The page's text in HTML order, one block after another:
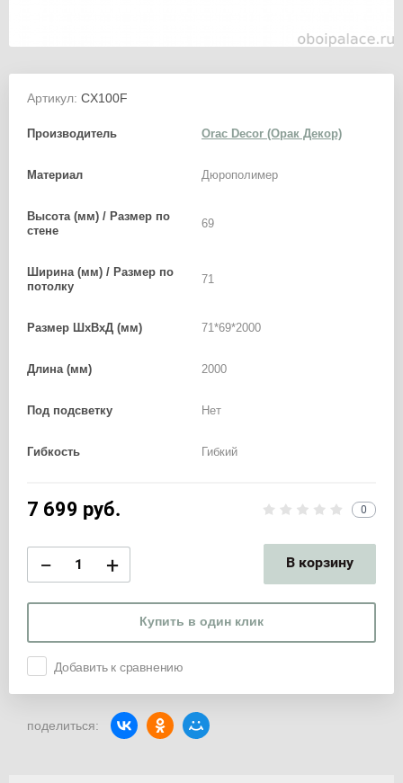
Артикул: CX100F
Производитель Orac Decor (Орак Декор)
Материал Дюрополимер
Высота (мм) / Размер по
стене
69
Ширина (мм) / Размер по
потолку
71
Размер ШхВхД (мм) 71*69*2000
Длина (мм) 2000
Под подсветку Нет
Гибкость Гибкий
7 699 руб. 0
− + В корзину
Купить в один клик
Добавить к сравнению
поделиться: